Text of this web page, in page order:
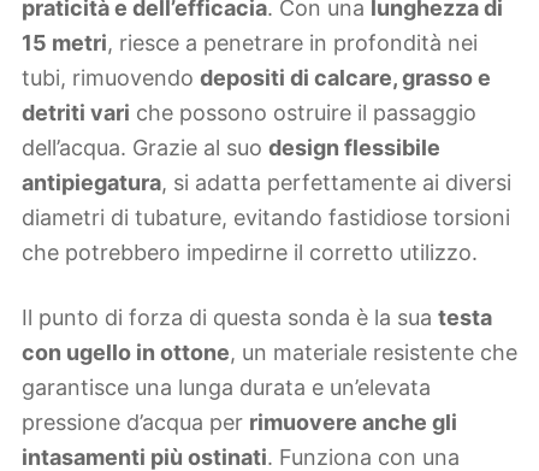
praticità e dell’efficacia. Con una lunghezza di
15 metri, riesce a penetrare in profondità nei
tubi, rimuovendo depositi di calcare, grasso e
detriti vari che possono ostruire il passaggio
dell’acqua. Grazie al suo design flessibile
antipiegatura, si adatta perfettamente ai diversi
diametri di tubature, evitando fastidiose torsioni
che potrebbero impedirne il corretto utilizzo.
Il punto di forza di questa sonda è la sua testa
con ugello in ottone, un materiale resistente che
garantisce una lunga durata e un’elevata
pressione d’acqua per rimuovere anche gli
intasamenti più ostinati. Funziona con una